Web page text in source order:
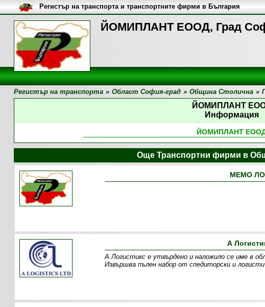
ЙОМИПЛАНТ ЕООД, Град
Регистър на транспорта и транспортните фирми в България
Регистър на транспорта » Област София-град » Община Столична »
ЙОМИПЛАНТ
Информация
ЙОМИПЛАНТ
Още Транспортни фирми в
МЕМО
А
А Логистикс е утвърдено и наложило се име в
Извършва пълен набор от спедиторски и